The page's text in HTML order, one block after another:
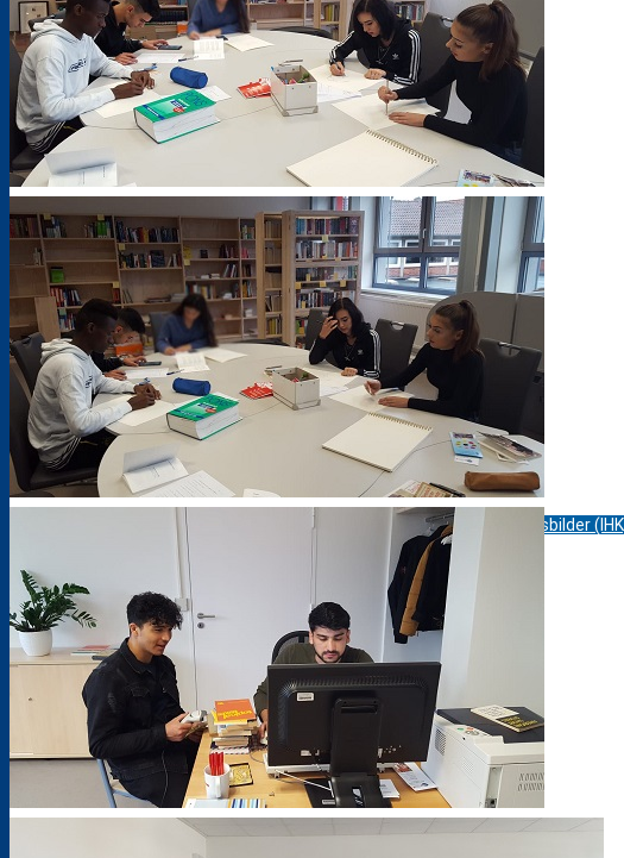
Fachschule
Berufsfachschule III
AV-SH mit ESA, ehem. BFS I
Bik-DaZ
Zusatzqualifikationen
Schweißkurse DVS
Zertifizierungskurs Ausbildung der Ausbilderinnen und Ausbilder
Berufsfelder
Agrarwirtschaft
Bautechnik
Berufsvorbereitung AV-SH ohne ESA